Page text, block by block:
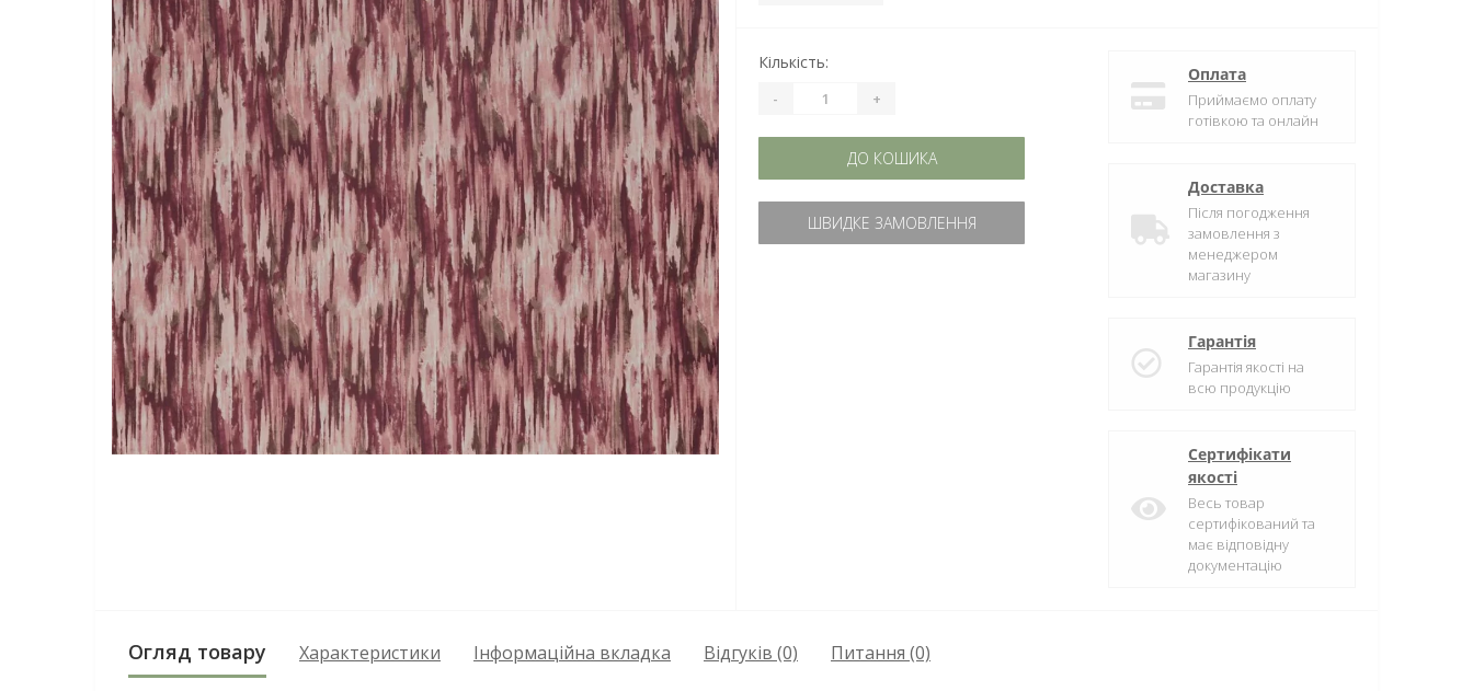
Кількість:
- +
ДО КОШИКА
ШВИДКЕ ЗАМОВЛЕННЯ
Оплата
Приймаємо оплату
готівкою та онлайн
Доставка
Після погодження
замовлення з
менеджером
магазину
Гарантія
Гарантія якості на
всю продукцію
Сертифікати
якості
Весь товар
сертифікований та
має відповідну
документацію
Огляд товару Характеристики Інформаційна вкладка Відгуків (0) Питання (0)